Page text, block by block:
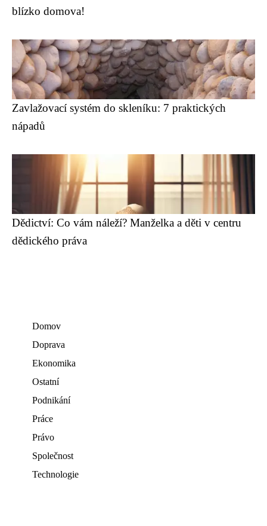
blízko domova!
Zavlažovací systém do skleníku: 7 praktických
nápadů
Dědictví: Co vám náleží? Manželka a děti v centru
dědického práva
Domov
Doprava
Ekonomika
Ostatní
Podnikání
Práce
Právo
Společnost
Technologie